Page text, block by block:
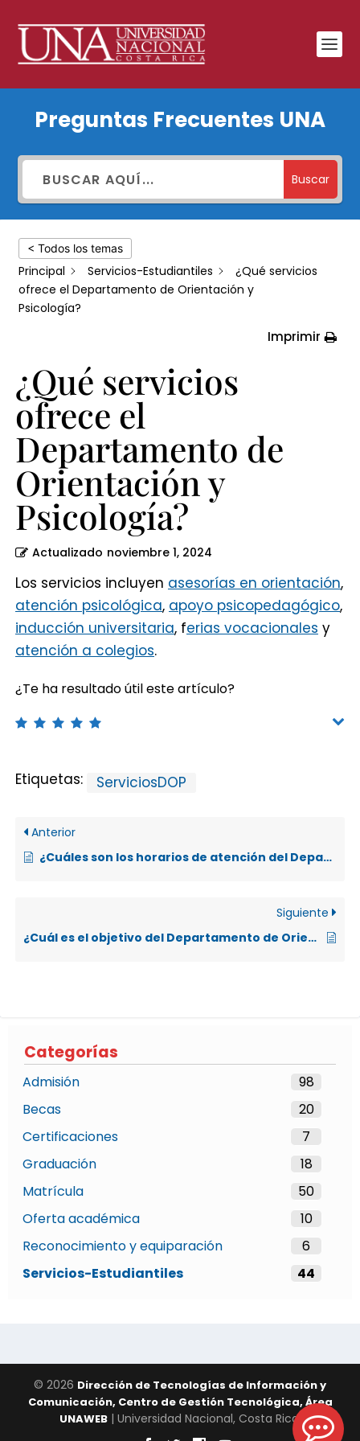
servicios
ofrece
Departamento
de
Orientación
Psicología?
Preguntas Frecuentes UNA
Buscar
Categorías
Admisión
98
Becas
20
Certificaciones
7
Graduación
18
Matrícula
50
Oferta académica
10
Reconocimiento y equiparación
6
Servicios-Estudiantiles
44
< Todos los temas
Principal Servicios-Estudiantiles
¿Qué servicios
ofrece el Departamento de Orientación y
Psicología?
Imprimir
¿Qué servicios
ofrece el
Departamento de
Orientación y
Psicología?
Actualizado noviembre 1, 2024
Los servicios incluyen asesorías en orientación,
atención psicológica, apoyo psicopedagógico,
inducción universitaria, ferias vocacionales y
atención a colegios.
¿Te ha resultado útil este artículo?
Etiquetas: ServiciosDOP
Anterior
¿Cuáles son los horarios de atención del Departamento de Orientación y Psicología?
Siguiente
¿Cuál es el objetivo del Departamento de Orientación y Psicología de la UNA?
© 2026 Dirección de Tecnologías de Información y
Comunicación, Centro de Gestión Tecnológica, Área
UNAWEB| Universidad Nacional, Costa Rica.